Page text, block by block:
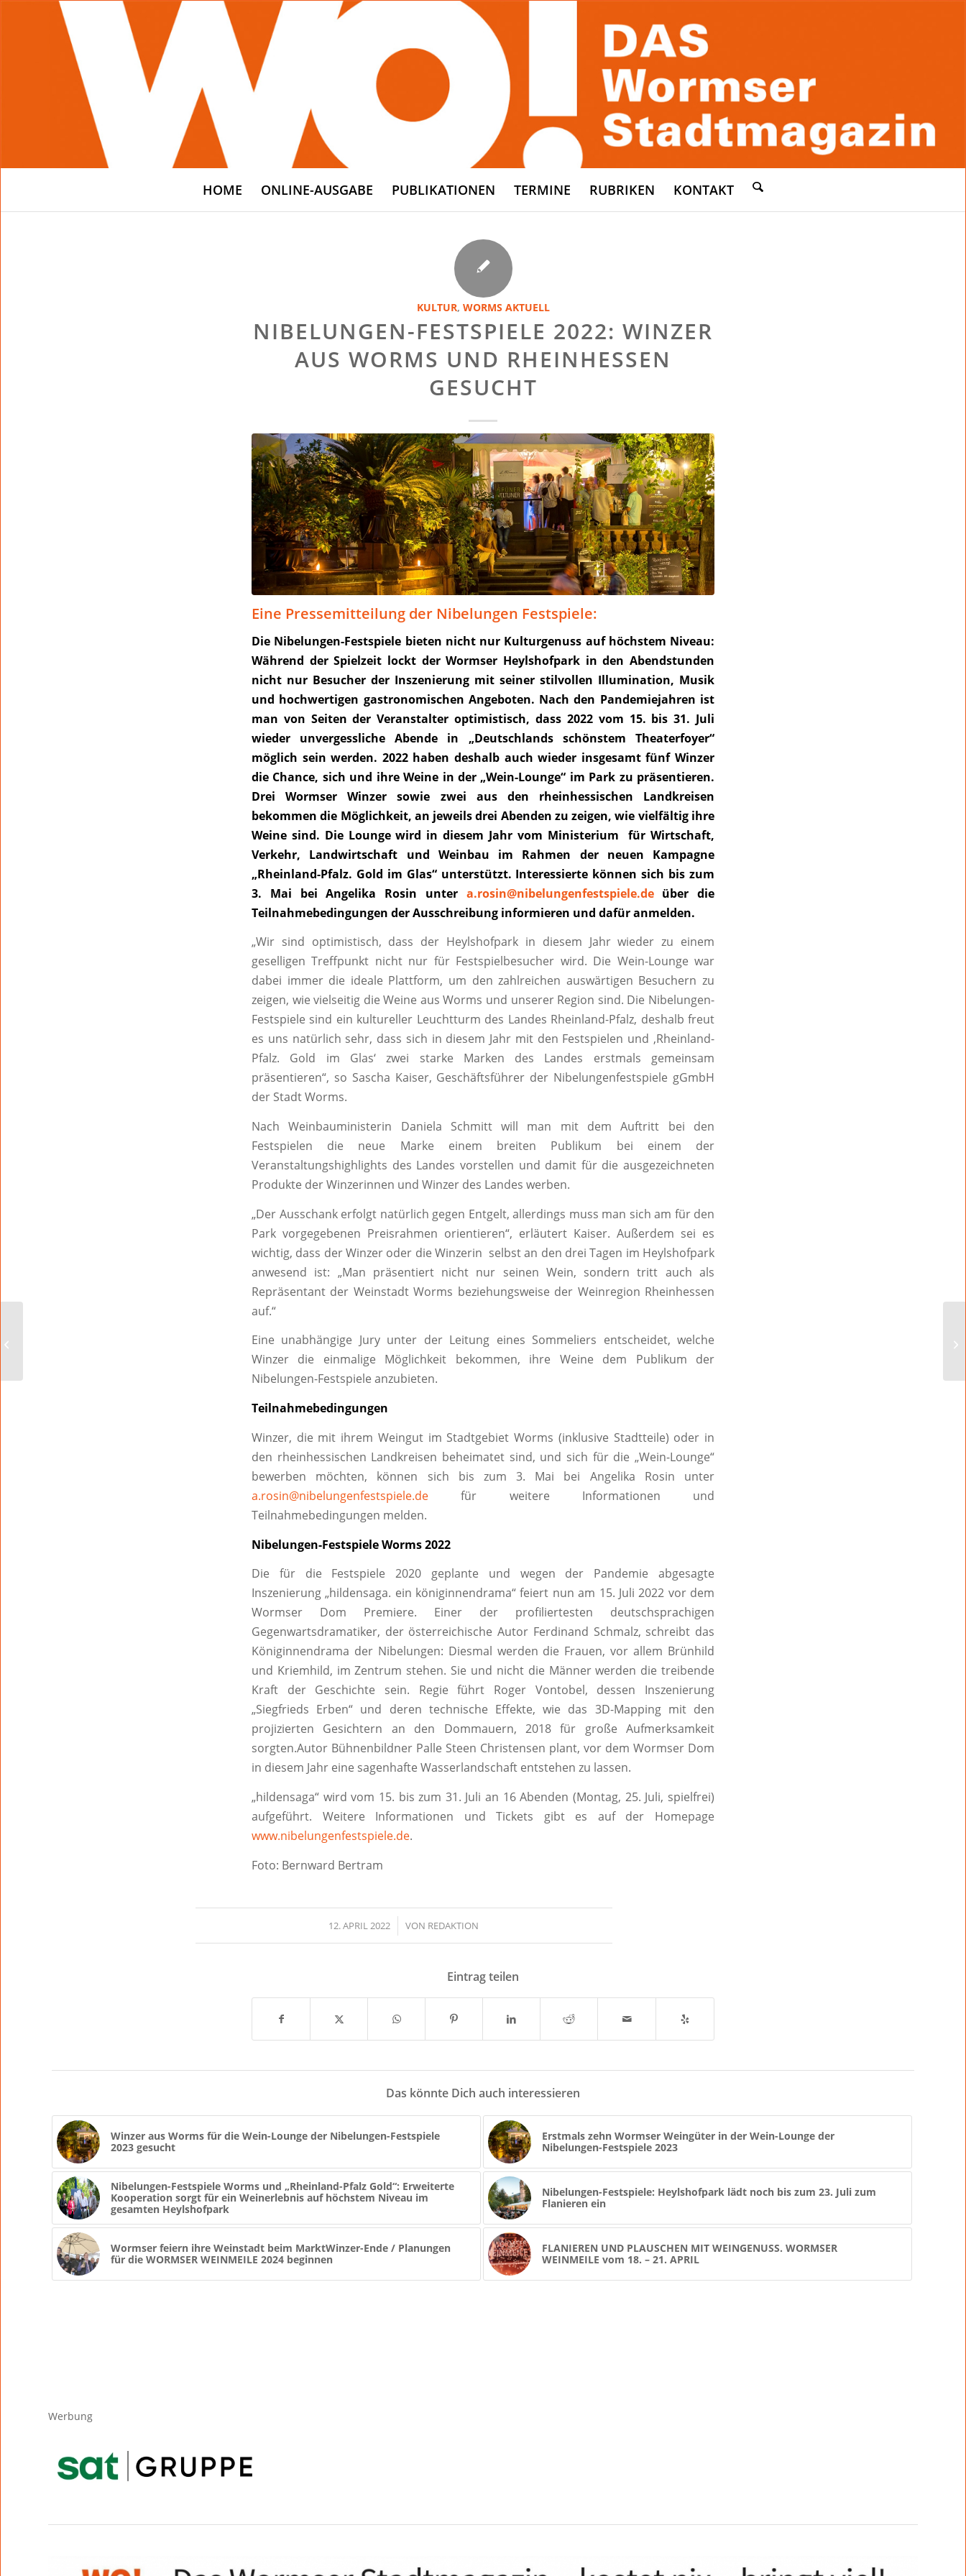
HOME ONLINE-AUSGABE PUBLIKATIONEN TERMINE RUBRIKEN KONTAKT
KULTUR, WORMS AKTUELL
NIBELUNGEN-FESTSPIELE 2022: WINZER
AUS WORMS UND RHEINHESSEN
GESUCHT
Eine Pressemitteilung der Nibelungen Festspiele:
Die Nibelungen-Festspiele bieten nicht nur Kulturgenuss auf höchstem Niveau:
Während der Spielzeit lockt der Wormser Heylshofpark in den Abendstunden
nicht nur Besucher der Inszenierung mit seiner stilvollen Illumination, Musik
und hochwertigen gastronomischen Angeboten. Nach den Pandemiejahren ist
man von Seiten der Veranstalter optimistisch, dass 2022 vom 15. bis 31. Juli
wieder unvergessliche Abende in „Deutschlands schönstem Theaterfoyer“
möglich sein werden. 2022 haben deshalb auch wieder insgesamt fünf Winzer
die Chance, sich und ihre Weine in der „Wein-Lounge“ im Park zu präsentieren.
Drei Wormser Winzer sowie zwei aus den rheinhessischen Landkreisen
bekommen die Möglichkeit, an jeweils drei Abenden zu zeigen, wie vielfältig ihre
Weine sind. Die Lounge wird in diesem Jahr vom Ministerium für Wirtschaft,
Verkehr, Landwirtschaft und Weinbau im Rahmen der neuen Kampagne
„Rheinland-Pfalz. Gold im Glas“ unterstützt. Interessierte können sich bis zum
3. Mai bei Angelika Rosin unter a.rosin@nibelungenfestspiele.deüber die
Teilnahmebedingungen der Ausschreibung informieren und dafür anmelden.
„Wir sind optimistisch, dass der Heylshofpark in diesem Jahr wieder zu einem
geselligen Treffpunkt nicht nur für Festspielbesucher wird. Die Wein-Lounge war
dabei immer die ideale Plattform, um den zahlreichen auswärtigen Besuchern zu
zeigen, wie vielseitig die Weine aus Worms und unserer Region sind. Die Nibelungen-
Festspiele sind ein kultureller Leuchtturm des Landes Rheinland-Pfalz, deshalb freut
es uns natürlich sehr, dass sich in diesem Jahr mit den Festspielen und ,Rheinland-
Pfalz. Gold im Glas‘ zwei starke Marken des Landes erstmals gemeinsam
präsentieren“, so Sascha Kaiser, Geschäftsführer der Nibelungenfestspiele gGmbH
der Stadt Worms.
Nach Weinbauministerin Daniela Schmitt will man mit dem Auftritt bei den
Festspielen die neue Marke einem breiten Publikum bei einem der
Veranstaltungshighlights des Landes vorstellen und damit für die ausgezeichneten
Produkte der Winzerinnen und Winzer des Landes werben.
„Der Ausschank erfolgt natürlich gegen Entgelt, allerdings muss man sich am für den
Park vorgegebenen Preisrahmen orientieren“, erläutert Kaiser. Außerdem sei es
wichtig, dass der Winzer oder die Winzerin selbst an den drei Tagen im Heylshofpark
anwesend ist: „Man präsentiert nicht nur seinen Wein, sondern tritt auch als
Repräsentant der Weinstadt Worms beziehungsweise der Weinregion Rheinhessen
auf.“
Eine unabhängige Jury unter der Leitung eines Sommeliers entscheidet, welche
Winzer die einmalige Möglichkeit bekommen, ihre Weine dem Publikum der
Nibelungen-Festspiele anzubieten.
Teilnahmebedingungen
Winzer, die mit ihrem Weingut im Stadtgebiet Worms (inklusive Stadtteile) oder in
den rheinhessischen Landkreisen beheimatet sind, und sich für die „Wein-Lounge“
bewerben möchten, können sich bis zum 3. Mai bei Angelika Rosin unter
a.rosin@nibelungenfestspiele.de für weitere Informationen und
Teilnahmebedingungen melden.
Nibelungen-Festspiele Worms 2022
Die für die Festspiele 2020 geplante und wegen der Pandemie abgesagte
Inszenierung „hildensaga. ein königinnendrama“ feiert nun am 15. Juli 2022 vor dem
Wormser Dom Premiere. Einer der profiliertesten deutschsprachigen
Gegenwartsdramatiker, der österreichische Autor Ferdinand Schmalz, schreibt das
Königinnendrama der Nibelungen: Diesmal werden die Frauen, vor allem Brünhild
und Kriemhild, im Zentrum stehen. Sie und nicht die Männer werden die treibende
Kraft der Geschichte sein. Regie führt Roger Vontobel, dessen Inszenierung
„Siegfrieds Erben“ und deren technische Effekte, wie das 3D-Mapping mit den
projizierten Gesichtern an den Dommauern, 2018 für große Aufmerksamkeit
sorgten.Autor Bühnenbildner Palle Steen Christensen plant, vor dem Wormser Dom
in diesem Jahr eine sagenhafte Wasserlandschaft entstehen zu lassen.
„hildensaga“ wird vom 15. bis zum 31. Juli an 16 Abenden (Montag, 25. Juli, spielfrei)
aufgeführt. Weitere Informationen und Tickets gibt es auf der Homepage
www.nibelungenfestspiele.de.
Foto: Bernward Bertram
12. APRIL 2022
/ VON REDAKTION
Eintrag teilen
Das könnte Dich auch interessieren
Winzer aus Worms für die Wein-Lounge der Nibelungen-Festspiele
2023 gesucht
Erstmals zehn Wormser Weingüter in der Wein-Lounge der
Nibelungen-Festspiele 2023
Nibelungen-Festspiele Worms und „Rheinland-Pfalz Gold“: Erweiterte
Kooperation sorgt für ein Weinerlebnis auf höchstem Niveau im
gesamten Heylshofpark
Nibelungen-Festspiele: Heylshofpark lädt noch bis zum 23. Juli zum
Flanieren ein
Wormser feiern ihre Weinstadt beim MarktWinzer-Ende / Planungen
für die WORMSER WEINMEILE 2024 beginnen
FLANIEREN UND PLAUSCHEN MIT WEINGENUSS. WORMSER
WEINMEILE vom 18. – 21. APRIL
Werbung